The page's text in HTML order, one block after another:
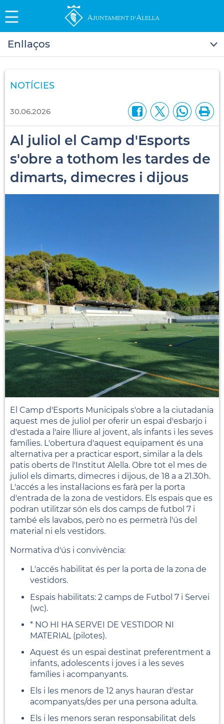
Enllaços
NOTÍCIES
30.06.2026
Al juliol el Camp d'Esports
s'obre a tothom les tardes de
dimarts, dimecres i dijous
El Camp d'Esports Municipals s'obre a la ciutadania
aquest mes de juliol per oferir un espai d'esbarjo i
d'estada a l'aire lliure al jovent, als infants i les seves
famílies. L'obertura d'aquest equipament és una
alternativa per a practicar esport, similar a la dels
patis oberts de l'Institut Alella. Obre tot el mes de
juliol els dimarts, dimecres i dijous, de 18 a a 21.30h.
L'accés a les instal·lacions es farà per la porta
d'entrada de la zona de vestidors. Els espais que es
podran utilitzar són els dos camps de futbol 7 i
també els lavabos, però no es permetrà l'ús del
material ni els vestidors.
Normativa d'ús i convivència:
L'accés habilitat és per la porta de la zona de
vestidors.
Espais habilitats: 2 camps de Futbol 7 i Servei
(wc).
* NO HI HA SERVEI DE VESTIDOR NI
MATERIAL (pilotes).
Aquest és un espai destinat preferentment a
infants, adolescents i joves i a les seves
famílies i acompanyants.
Els i les menors de 12 anys hauran d'estar
acompanyats/des per una persona adulta.
Els i les menors seran responsabilitat dels